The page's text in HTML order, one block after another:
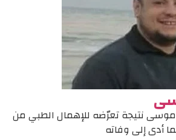
نتيجة تعرّضه للإهمال الطبي من
أدى إلى وفاته